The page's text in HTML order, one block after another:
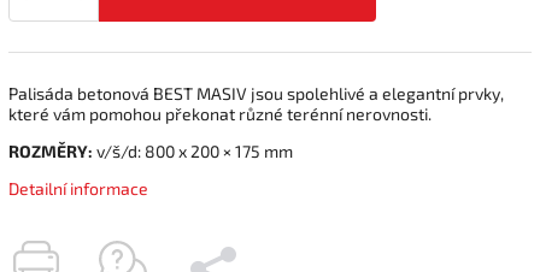
Palisáda betonová BEST MASIV jsou spolehlivé a elegantní prvky,
které vám pomohou překonat různé terénní nerovnosti.
ROZMĚRY: v/š/d: 800 x 200 × 175 mm
Detailní informace